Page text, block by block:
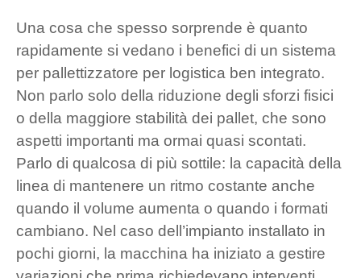
Una cosa che spesso sorprende è quanto
rapidamente si vedano i benefici di un sistema
per pallettizzatore per logistica ben integrato.
Non parlo solo della riduzione degli sforzi fisici
o della maggiore stabilità dei pallet, che sono
aspetti importanti ma ormai quasi scontati.
Parlo di qualcosa di più sottile: la capacità della
linea di mantenere un ritmo costante anche
quando il volume aumenta o quando i formati
cambiano. Nel caso dell’impianto installato in
pochi giorni, la macchina ha iniziato a gestire